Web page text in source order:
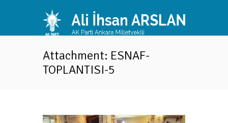
Attachment: ESNAF-
TOPLANTISI-5